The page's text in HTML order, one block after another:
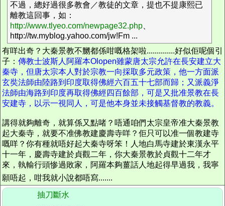
不過，總好過很多教會／教徒的文章，提也不提康熙已
離教這回事，如：
http://www.tlyeo.com/newpage32.php
http://tw.myblog.yahoo.com/jw!Fm ...
有咩出奇？大秦景教不嬲都係咁嘅格架啦..............好似佢呢個引
子： 傳教士波斯人阿羅本Olopen雖蒙唐太宗允許在長安建立大
秦寺，但唐太宗本人對於宗教一向採取多元政策，他一方面派
玄奘法師由陸路到印度取得佛經六百五十七部而歸；又派義淨
法師由海路到印度再取得佛經四百餘部，可是又批准景教在長
安建寺，以示一視同人，可是他本身並未接觸基督教的教義。
講得就夠離奇，就算係又點啫？唔通咱們太宗皇帝准大秦景教
起大秦寺，就要不准佛教建慶壽寺咩？佢只可以准一個教建寺
嘅咩？你有種就唔好起大秦寺呀笨！人地白馬寺建於東漢永平
十一年，慶壽寺建於貞觀二年，你大秦景教於貞觀十二年才
來，執輸行頭惨過敗家，阿羅本夠薑話人地起得早過我，我寧
願唔起，咁我就小說都唔寫.......
抽刀斷水